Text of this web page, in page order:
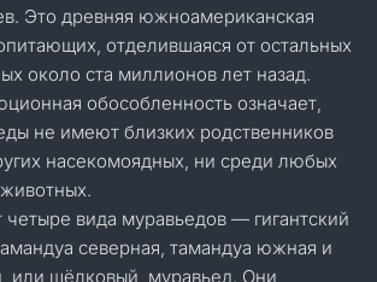
Это древняя южноамериканская
отделившаяся от остальных
около ста миллионов лет назад.
обособленность означает,
не имеют близких родственников
насекомоядных, ни среди любых
четыре вида муравьедов — гигантский
северная, тамандуа южная и
или шёлковый, муравьед. Они